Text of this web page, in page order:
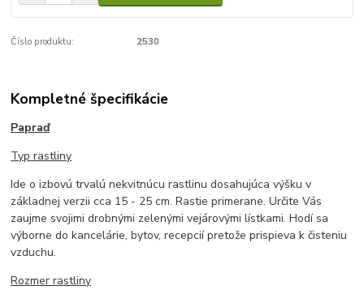
Číslo produktu: 2530
Kompletné špecifikácie
Papraď
Typ rastliny
Ide o izbovú trvalú nekvitnúcu rastlinu dosahujúca výšku v
základnej verzii cca 15 - 25 cm. Rastie primerane. Určite Vás
zaujme svojimi drobnými zelenými vejárovými lístkami. Hodí sa
výborne do kancelárie, bytov, recepcií pretože prispieva k čisteniu
vzduchu.
Rozmer rastliny